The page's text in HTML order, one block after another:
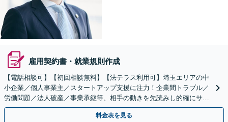
雇用契約書・就業規則作成
【電話相談可】【初回相談無料】【法テラス利用可】埼玉エリアの中
小企業／個人事業主／スタートアップ支援に注力！企業間トラブル／
労働問題／法人破産／事業承継等、相手の動きを先読みし的確にサポ
ート。顧問契約料は柔軟に調整【完全個室】【大宮駅3分】
料金表を見る